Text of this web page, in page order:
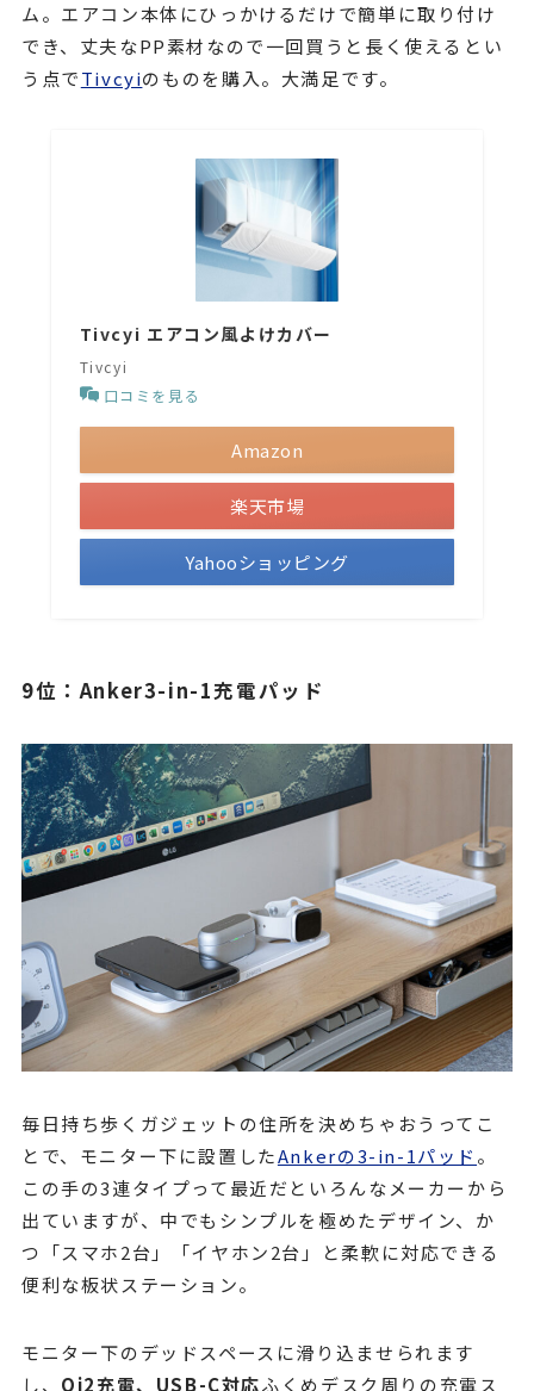
ム。エアコン本体にひっかけるだけで簡単に取り付け
でき、丈夫なPP素材なので一回買うと長く使えるとい
う点でTivcyiのものを購入。大満足です。
Tivcyi エアコン風よけカバー
Tivcyi
口コミを見る
Amazon
楽天市場
Yahooショッピング
9位：Anker3-in-1充電パッド
毎日持ち歩くガジェットの住所を決めちゃおうってこ
とで、モニター下に設置したAnkerの3-in-1パッド 。
この手の3連タイプって最近だといろんなメーカーから
出ていますが、中でもシンプルを極めたデザイン、か
つ「スマホ2台」「イヤホン2台」と柔軟に対応できる
便利な板状ステーション。
モニター下のデッドスペースに滑り込ませられます
し、 Qi2充電、USB-C対応ふくめデスク周りの充電ス